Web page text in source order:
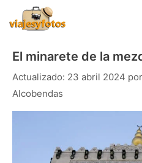
contenido
El minarete de la
23 abril 2024 por
Alcobendas